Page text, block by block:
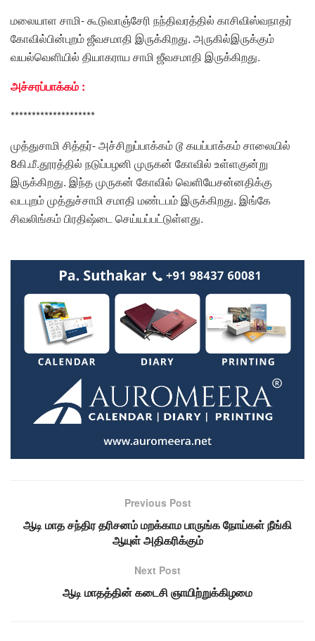
மலையாள சாமி- கூடுவாஞ்சேரி நந்திவரத்தில் காசிவிஸ்வநாதர்
கோவில்பின்புறம் ஜீவசமாதி இருக்கிறது. அருகில்இருக்கும்
வயல்வெளியில் தியாகராய சாமி ஜீவசமாதி இருக்கிறது.
அச்சரப்பாக்கம் :
********************
முத்துசாமி சித்தர்- அச்சிறுப்பாக்கம் டூ கயப்பாக்கம் சாலையில்
8கி.மீ.தூரத்தில் நடுப்பழனி முருகன் கோவில் உள்ளகுன்று
இருக்கிறது. இந்த முருகன் கோவில் வெளியேசன்னதிக்கு
வடபுறம் முத்துச்சாமி சமாதி மண்டபம் இருக்கிறது. இங்கே
சிவலிங்கம் பிரதிஷ்டை செய்யப்பட்டுள்ளது.
Previous Post
ஆடி மாத சந்திர தரிசனம் மறக்காம பாருங்க நோய்கள் நீங்கி
ஆயுள் அதிகரிக்கும்
Next Post
ஆடி மாதத்தின் கடைசி ஞாயிற்றுக்கிழமை